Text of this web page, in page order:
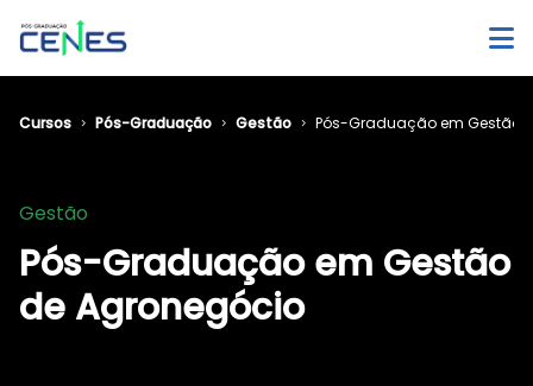
Cursos Pós-Graduação Gestão Pós-Graduação em Gestão
Gestão
Pós-Graduação em Gestão
de Agronegócio